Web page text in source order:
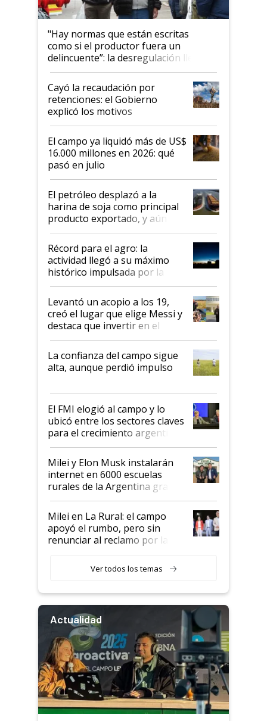
"Hay normas que están escritas
como si el productor fuera un
delincuente”: la desregulación llegó
al Congreso Aapresid y hasta se
habló del financiamiento al IPCVA
Cayó la recaudación por
retenciones: el Gobierno
explicó los motivos
El campo ya liquidó más de US$
16.000 millones en 2026: qué
pasó en julio
El petróleo desplazó a la
harina de soja como principal
producto exportado, y aún así
el agro aportó casi seis de cada
diez dólares y sostuvo el
liderazgo en un semestre
récord
Récord para el agro: la
actividad llegó a su máximo
histórico impulsada por la
cosecha y las exportaciones
Levantó un acopio a los 19,
creó el lugar que elige Messi y
destaca que invertir en el
kirchnerismo era como "darle
plata a un hijo para droga":
Juan Félix Rossetti, el libertario
que de una dura crisis salió
de Milei
La confianza del campo sigue
alta, aunque perdió impulso
El FMI elogió al campo y lo
ubicó entre los sectores claves
para el crecimiento argentino
Milei y Elon Musk instalarán
internet en 6000 escuelas
rurales de la Argentina gracias
a un acuerdo con Starlink
Milei en La Rural: el campo
apoyó el rumbo, pero sin
renunciar al reclamo por las
Ver todos los temas
Actualidad